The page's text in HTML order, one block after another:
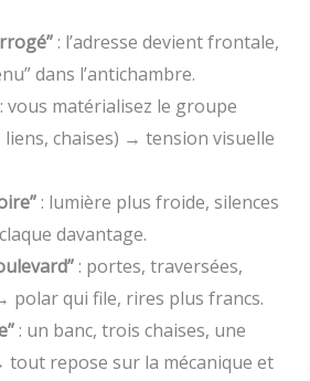
: l’adresse devient frontale,
dans l’antichambre.
: vous matérialisez le groupe
chaises) → tension visuelle
: lumière plus froide, silences
davantage.
: portes, traversées,
qui file, rires plus francs.
: un banc, trois chaises, une
repose sur la mécanique et